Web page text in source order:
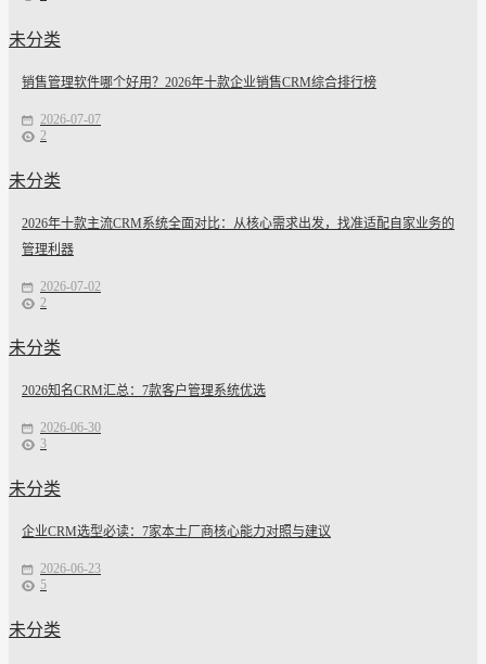
未分类
销售管理软件哪个好用？2026年十款企业销售CRM综合排行榜
2026-07-07
2
未分类
2026年十款主流CRM系统全面对比：从核心需求出发，找准适配自家业务的
管理利器
2026-07-02
2
未分类
2026知名CRM汇总：7款客户管理系统优选
2026-06-30
3
未分类
企业CRM选型必读：7家本土厂商核心能力对照与建议
2026-06-23
5
未分类